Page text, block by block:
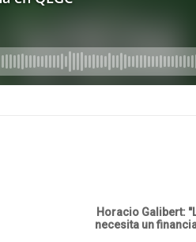
Horacio Galibert:
necesita un